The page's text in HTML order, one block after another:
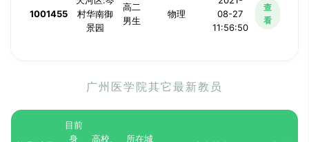
1001455
村华南御
景园
高二
男生
物理
08-27
11:56:50
查
看
广州医学院其它最新教员
目前
身
高校、 所在城